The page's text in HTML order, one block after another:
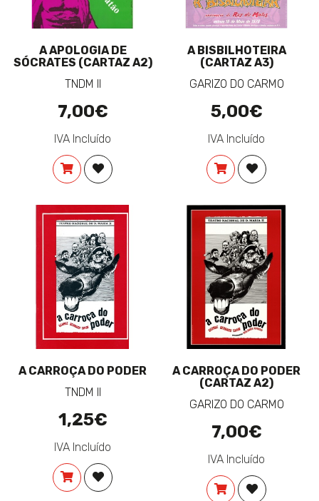
A APOLOGIA DE
SÓCRATES (CARTAZ A2)
TNDM II
7,00€
IVA Incluído
COMPRARADICIONAR À LISTA DE DESEJOS
A BISBILHOTEIRA
(CARTAZ A3)
GARIZO DO CARMO
5,00€
IVA Incluído
COMPRARADICIONAR
A CARROÇA DO PODER
TNDM II
1,25€
IVA Incluído
COMPRARADICIONAR À LISTA DE DESEJOS
A CARROÇA DO PODER
(CARTAZ A2)
GARIZO DO CARMO
7,00€
IVA Incluído
COMPRARADICIONAR